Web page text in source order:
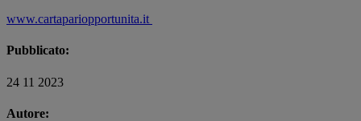
www.cartapariopportunita.it
Pubblicato:
24 11 2023
Autore: